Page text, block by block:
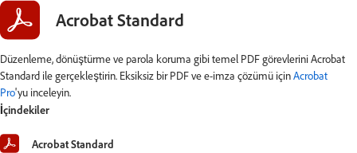
Acrobat Standard
Düzenleme, dönüştürme ve parola koruma gibi temel PDF görevlerini Acrobat
Standard ile gerçekleştirin. Eksiksiz bir PDF ve e-imza çözümü içinAcrobat
Pro'yu inceleyin.
İçindekiler
Acrobat Standard